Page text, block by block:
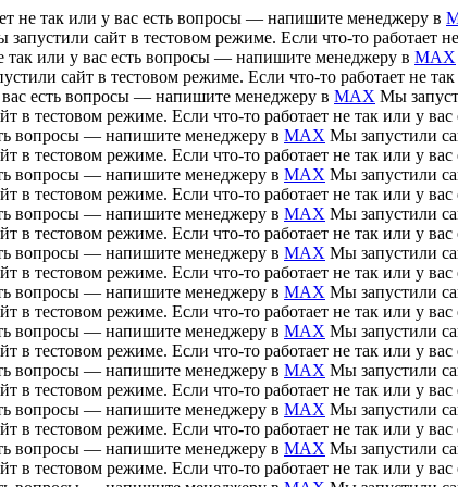
не так или у вас есть вопросы — напишите менеджеру в
запустили сайт в тестовом режиме. Если что-то работает
так или у вас есть вопросы — напишите менеджеру в MAX
сайт в тестовом режиме. Если что-то работает не
вас есть вопросы — напишите менеджеру в MAX Мы
в тестовом режиме. Если что-то работает не так или у
вопросы — напишите менеджеру в MAX Мы запустили
в тестовом режиме. Если что-то работает не так или у
вопросы — напишите менеджеру в MAX Мы запустили
в тестовом режиме. Если что-то работает не так или у
вопросы — напишите менеджеру в MAX Мы запустили
в тестовом режиме. Если что-то работает не так или у
вопросы — напишите менеджеру в MAX Мы запустили
в тестовом режиме. Если что-то работает не так или у
вопросы — напишите менеджеру в MAX Мы запустили
в тестовом режиме. Если что-то работает не так или у
вопросы — напишите менеджеру в MAX Мы запустили
в тестовом режиме. Если что-то работает не так или у
вопросы — напишите менеджеру в MAX Мы запустили
в тестовом режиме. Если что-то работает не так или у
вопросы — напишите менеджеру в MAX Мы запустили
в тестовом режиме. Если что-то работает не так или у
вопросы — напишите менеджеру в MAX Мы запустили
в тестовом режиме. Если что-то работает не так или у